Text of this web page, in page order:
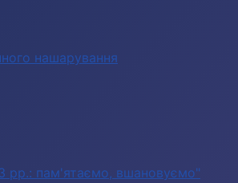
нашарування
рр.: пам'ятаємо, вшановуємо"